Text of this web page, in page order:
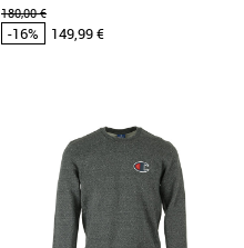
180,00 €
-16% 149,99 €
Vêtements pas cher et Promos
Vêtements
Si vous êtes à la recherche d'une
doudoune à porter au quotidien, facile
à vivre, ultra légère [...]